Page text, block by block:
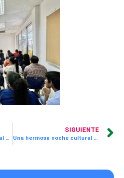
Una semana de inducción al programa Aprende Divirtiéndote para escuelas participantes
SIGUIENTE
Una hermosa noche cultural con nuestros Freshmen de ¡Supérate! JUPÁ, viendo el musical “In The Heights” presentado por Magen David Academy